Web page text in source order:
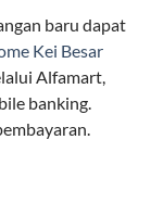
GB, Anda
keluarga
kuota.
baru dapat
Kei Besar
Alfamart,
banking.